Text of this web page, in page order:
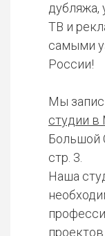
дубляжа,
ТВ и
самыми
России!
Мы
студии
Большой
стр. 3.
Наша